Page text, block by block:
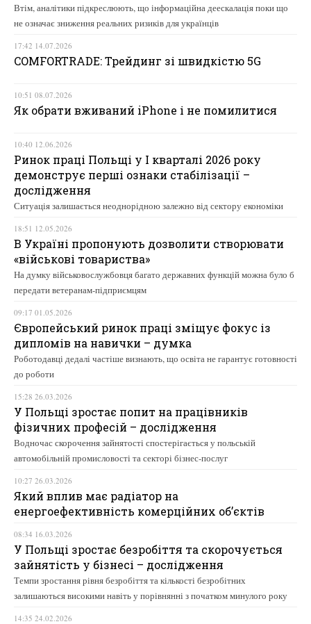
Втім, аналітики підкреслюють, що інформаційна деескалація поки що
не означає зниження реальних ризиків для українців
17:42 14.07.2026
COMFORTRADE: Трейдинг зі швидкістю 5G
10:51 08.07.2026
Як обрати вживаний iPhone і не помилитися
10:40 12.06.2026
Ринок праці Польщі у І кварталі 2026 року
демонструє перші ознаки стабілізації –
дослідження
Ситуація залишається неоднорідною залежно від сектору економіки
18:51 12.05.2026
В Україні пропонують дозволити створювати
«військові товариства»
На думку військовослужбовця багато державних функцій можна було б
передати ветеранам-підприємцям
09:17 01.05.2026
Європейський ринок праці зміщує фокус із
дипломів на навички – думка
Роботодавці дедалі частіше визнають, що освіта не гарантує готовності
до роботи
15:28 26.03.2026
У Польщі зростає попит на працівників
фізичних професій – дослідження
Водночас скорочення зайнятості спостерігається у польській
автомобільній промисловості та секторі бізнес-послуг
10:27 26.03.2026
Який вплив має радіатор на
енергоефективність комерційних об’єктів
08:34 16.03.2026
У Польщі зростає безробіття та скорочується
зайнятість у бізнесі – дослідження
Темпи зростання рівня безробіття та кількості безробітних
залишаються високими навіть у порівнянні з початком минулого року
14:35 24.02.2026